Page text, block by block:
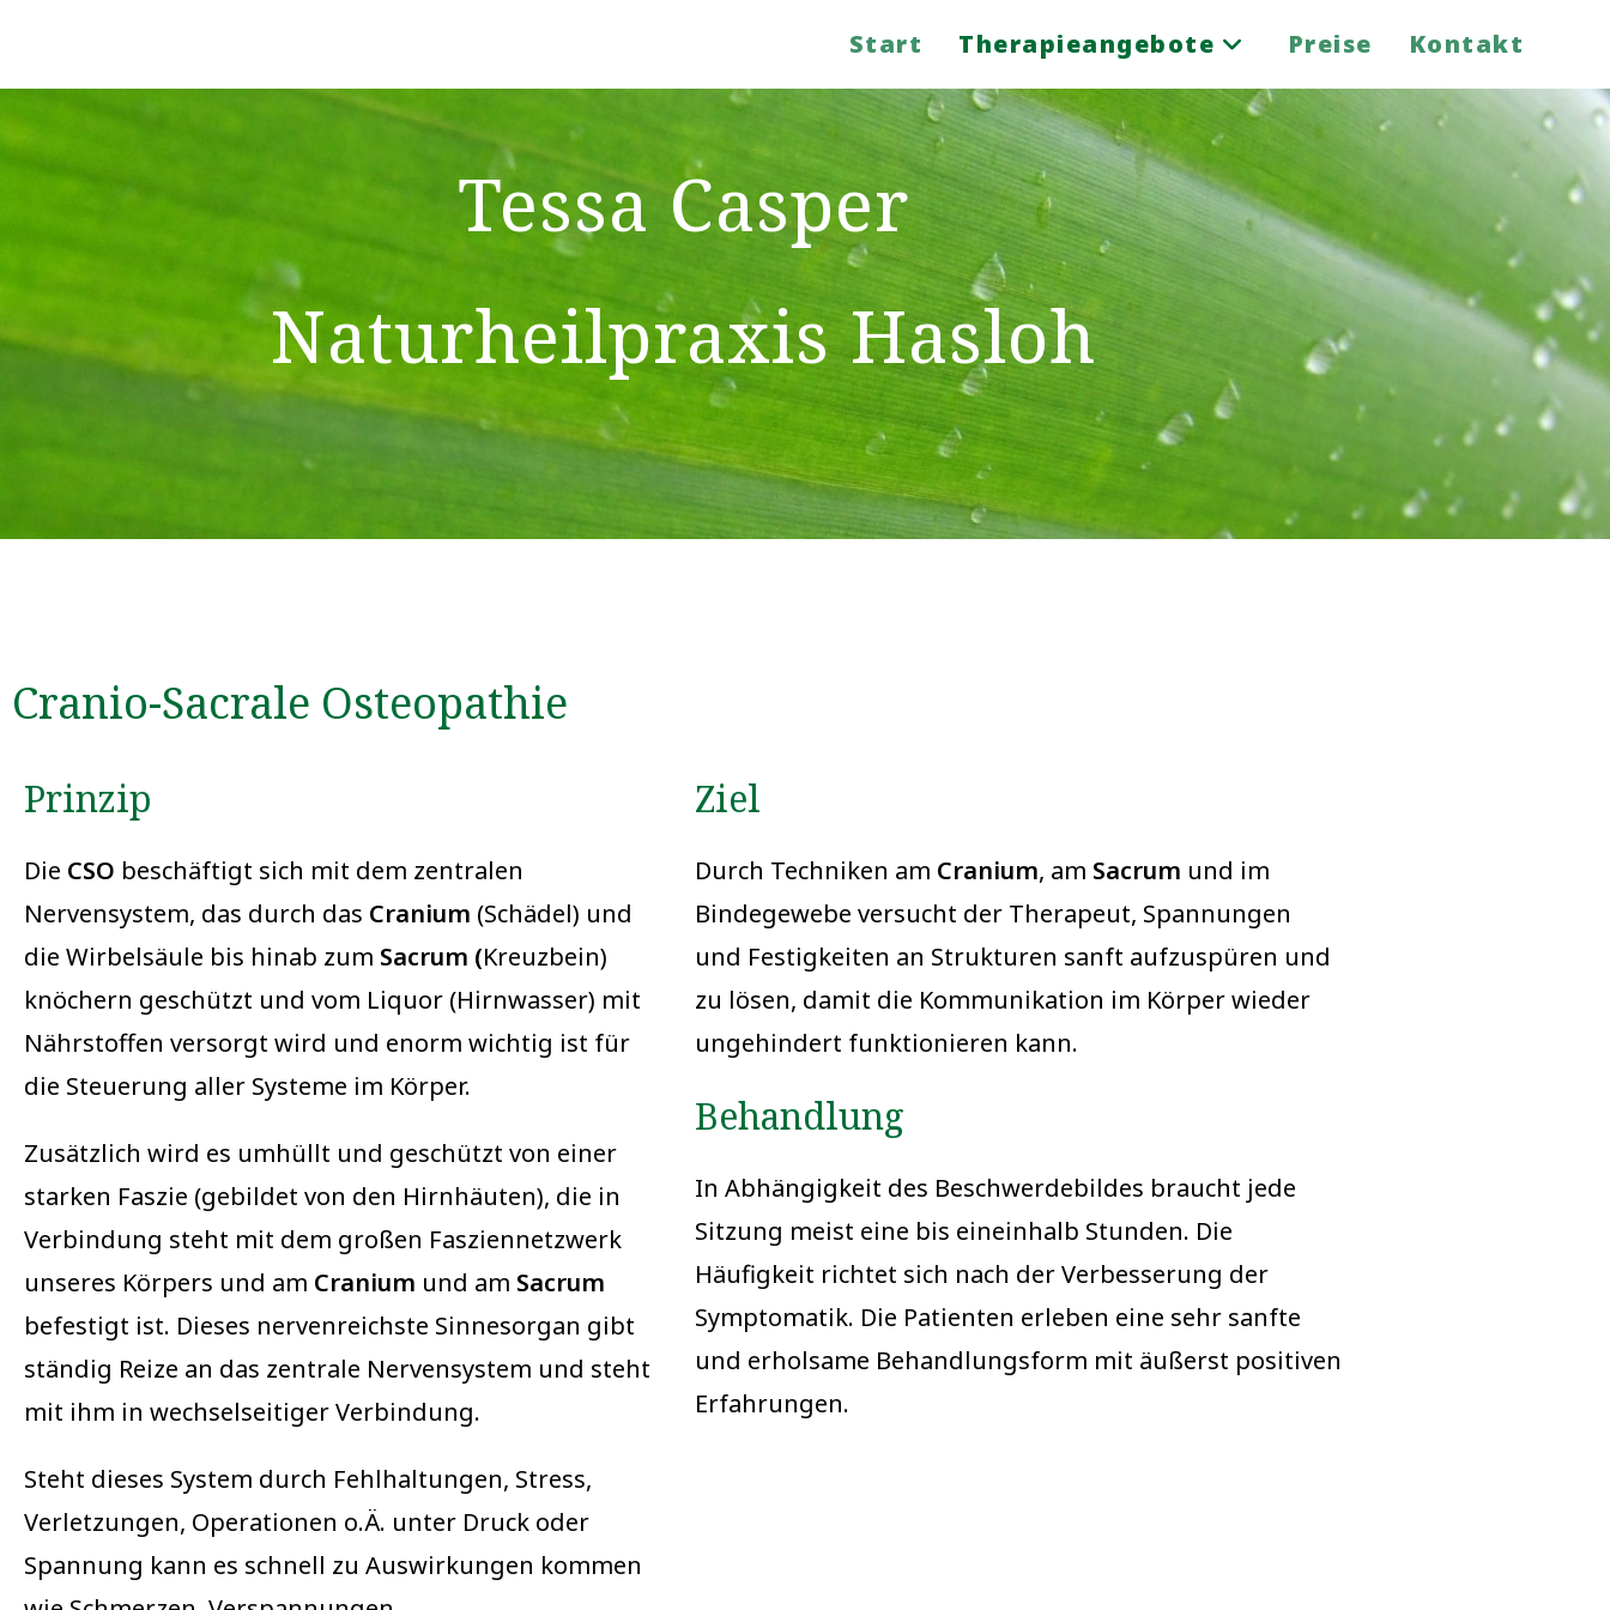
Start Therapieangebote Preise Kontakt
Tessa Casper
Naturheil­praxis Hasloh
Cranio-Sacrale Osteo­pathie
Prinzip
Die CSO beschäftigt sich mit dem zentralen
Nervensystem, das durch das Cranium (Schädel) und
die Wirbelsäule bis hinab zum Sacrum (Kreuzbein)
knöchern geschützt und vom Liquor (Hirnwasser) mit
Nährstoffen versorgt wird und enorm wichtig ist für
die Steuerung aller Systeme im Körper.
Zusätzlich wird es umhüllt und geschützt von einer
starken Faszie (gebildet von den Hirnhäuten), die in
Verbindung steht mit dem großen Fasziennetzwerk
unseres Körpers und am Cranium und am Sacrum
befestigt ist. Dieses nervenreichste Sinnesorgan gibt
ständig Reize an das zentrale Nervensystem und steht
mit ihm in wechselseitiger Verbindung.
Steht dieses System durch Fehlhaltungen, Stress,
Verletzungen, Operationen o.Ä. unter Druck oder
Spannung kann es schnell zu Auswirkungen kommen
Ziel
Durch Techniken am Cranium, am Sacrum und im
Bindegewebe versucht der Therapeut, Spannungen
und Festigkeiten an Strukturen sanft aufzuspüren und
zu lösen, damit die Kommunikation im Körper wieder
ungehindert funktionieren kann.
Behandlung
In Abhängigkeit des Beschwerdebildes braucht jede
Sitzung meist eine bis eineinhalb Stunden. Die
Häufigkeit richtet sich nach der Verbesserung der
Symptomatik. Die Patienten erleben eine sehr sanfte
und erholsame Behandlungsform mit äußerst positiven
Erfahrungen.